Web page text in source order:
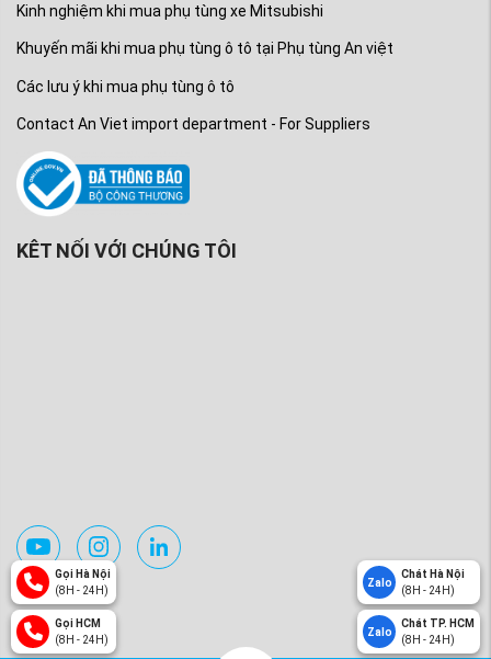
Kinh nghiệm khi mua phụ tùng xe Mitsubishi
Khuyến mãi khi mua phụ tùng ô tô tại Phụ tùng An việt
Các lưu ý khi mua phụ tùng ô tô
Contact An Viet import department - For Suppliers
KÊT NỐI VỚI CHÚNG TÔI
Gọi Hà Nội
(8H - 24H)
Gọi HCM
(8H - 24H)
Zalo
Chát Hà Nội
(8H - 24H)
Zalo
Chát TP. HCM
(8H - 24H)